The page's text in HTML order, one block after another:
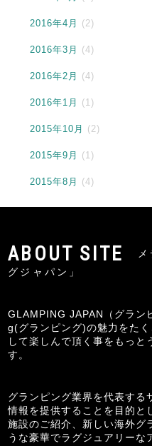
2016年4月 (2)
2016年3月 (4)
2016年2月 (4)
2016年1月 (1)
2015年10月 (2)
2015年9月 (1)
2015年8月 (4)
グジャパン」
GLAMPING JAPAN（グラン
g(グランピング)の魅力をた
して楽しんで頂く事をもっと
す。
グランピング業界を代表する
情報を提供することを目的と
施設のご紹介、新しい海外グ
うな豪華でラグジュアリーな